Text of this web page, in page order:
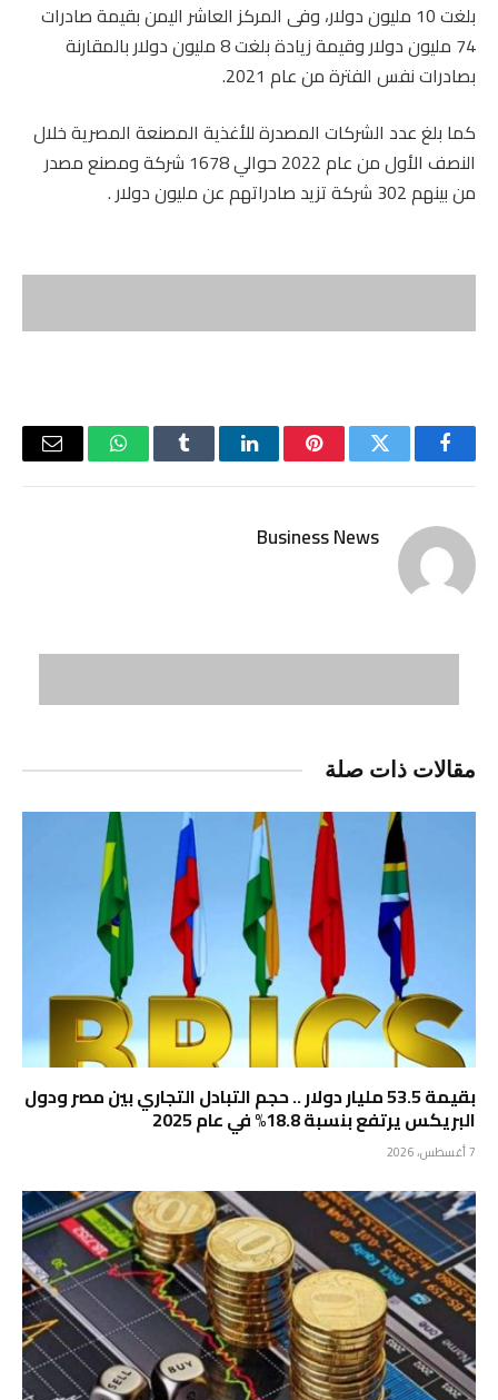
بلغت 10 مليون دولار، وفى المركز العاشر اليمن بقيمة صادرات
74 مليون دولار وقيمة زيادة بلغت 8 مليون دولار بالمقارنة
بصادرات نفس الفترة من عام 2021.
كما بلغ عدد الشركات المصدرة للأغذية المصنعة المصرية خلال
النصف الأول من عام 2022 حوالي 1678 شركة ومصنع مصدر
من بينهم 302 شركة تزيد صادراتهم عن مليون دولار .
فيسبوكتويتر بينتيريستلينكدإن Tumblr واتسابالبريد
Business News
مقالات ذات صلة
بقيمة 53.5 مليار دولار .. حجم التبادل التجاري بين مصر ودول
البريكس يرتفع بنسبة 18.8% في عام 2025
7 أغسطس، 2026